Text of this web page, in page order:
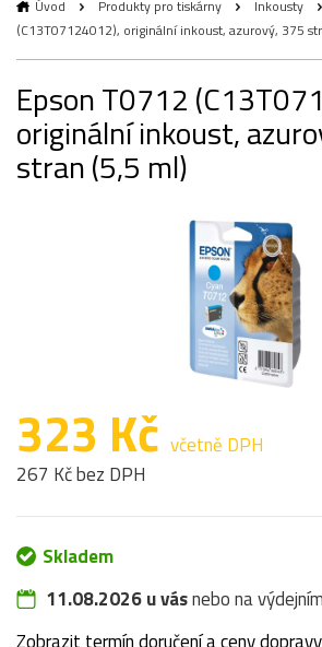
Úvod Produkty pro tiskárny Inkousty
(C13T07124012), originální inkoust, azurový, 375
Epson T0712
originální inkoust,
stran (5,5 ml)
323 Kč včetně DPH
267 Kč bez DPH
Skladem
11.08.2026 u vásnebo na
Zobrazit termín doručení a ceny dopravy